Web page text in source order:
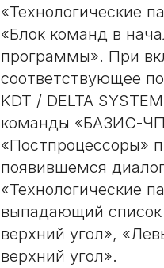
«Технологические
«Блок команд в
программы». При
соответствующее
KDT / DELTA
команды «БАЗИС-
«Постпроцессоры»
появившемся
«Технологические
выпадающий список
верхний угол»,
верхний угол».